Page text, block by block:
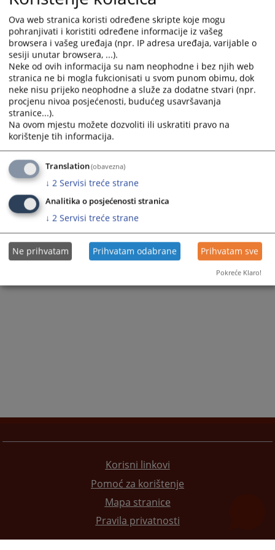
obliku, objavljena u skladu sa odredbama Pravilnika o
objavljivanju sudskih odluka Ministarstva pravde Republike
Srpske („Službeni glasnik Republike Srpske“ broj 96/24).
Prikazana vijest je na: Srpski jezik
Prateći dokumenti
11 0 U 038411 25 U - izdavanje ekološke dozvole
114PREGLEDA
Korisni linkovi
Pomoć za korištenje
Mapa stranice
Pravila privatnosti
Ova web stranica koristi određene skripte koje mogu
pohranjivati i koristiti određene informacije iz vašeg
browsera i vašeg uređaja (npr. IP adresa uređaja, varijable o
sesiji unutar browsera, ...).
Neke od ovih informacija su nam neophodne i bez njih web
stranica ne bi mogla fukcionisati u svom punom obimu, dok
neke nisu prijeko neophodne a služe za dodatne stvari (npr.
procjenu nivoa posjećenosti, budućeg usavršavanja
stranice...).
Na ovom mjestu možete dozvoliti ili uskratiti pravo na
korištenje tih informacija.
Translation(obavezna)
↓ 2 Servisi treće strane
Analitika o posjećenosti stranica
↓ 2 Servisi treće strane
Ne prihvatam Prihvatam odabrane Prihvatam sve
Pokreće Klaro!